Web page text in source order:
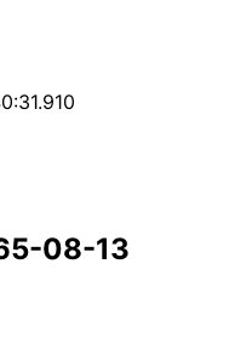
08-13